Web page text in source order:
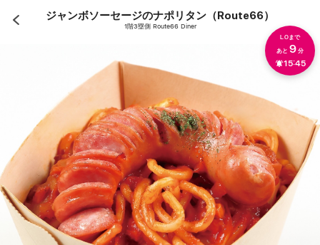
ジャンボソーセージのナポリタン（Route66）
1階3塁側 Route66 Diner
L.Oまで
あと 9 分
15:45